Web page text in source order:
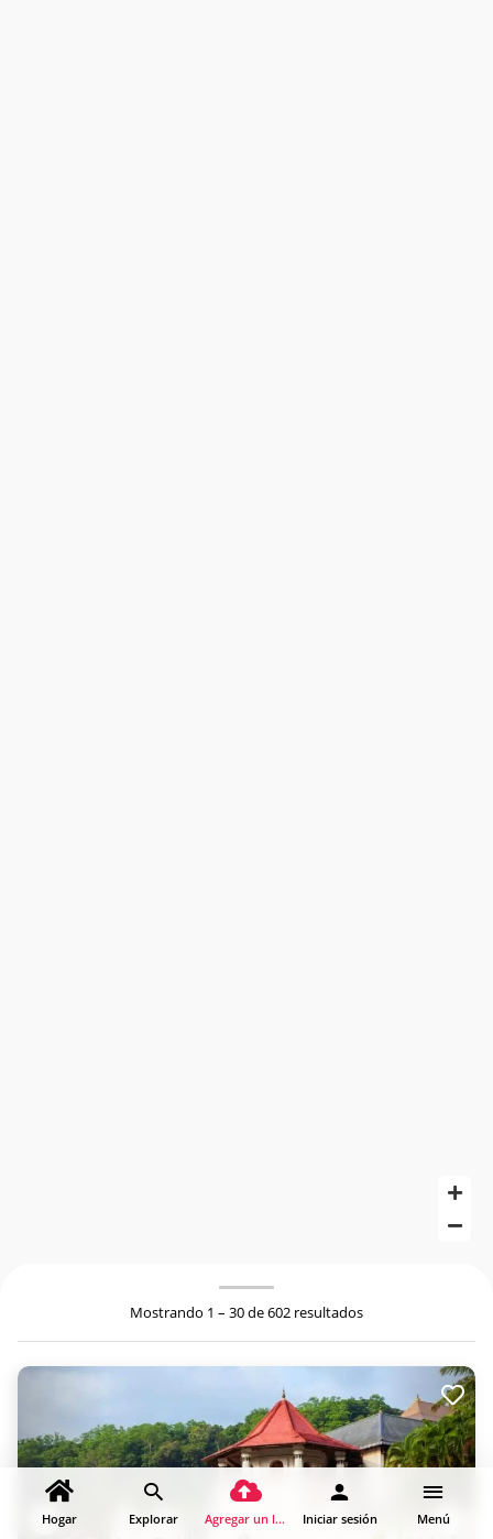
Mostrando 1 – 30 de 602 resultados
Hogar Explorar Agregar un lugar Iniciar sesión Menú